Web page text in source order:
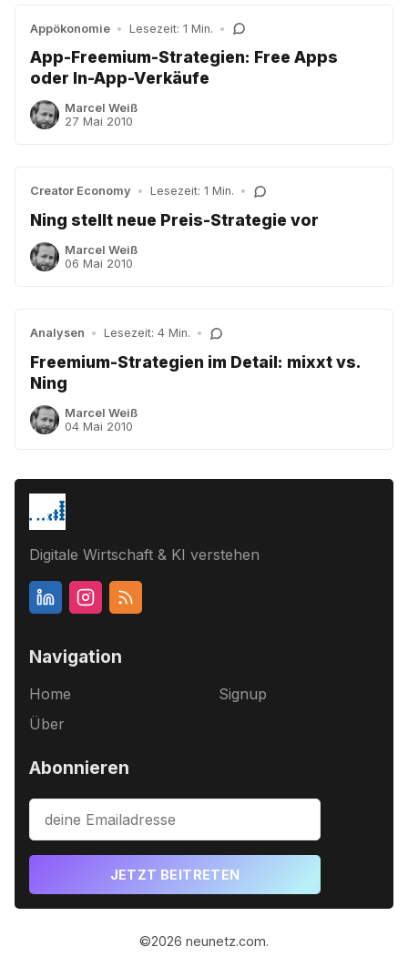
Appökonomie • Lesezeit: 1 Min. •
App-Freemium-Strategien: Free Apps
oder In-App-Verkäufe
Marcel Weiß
27 Mai 2010
Creator Economy • Lesezeit: 1 Min. •
Ning stellt neue Preis-Strategie vor
Marcel Weiß
06 Mai 2010
Analysen • Lesezeit: 4 Min. •
Freemium-Strategien im Detail: mixxt vs.
Ning
Marcel Weiß
04 Mai 2010
Digitale Wirtschaft & KI verstehen
Navigation
Home
Über
Signup
Abonnieren
JETZT BEITRETEN
©2026 neunetz.com.